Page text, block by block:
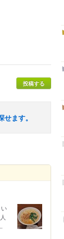
投稿する
ます。